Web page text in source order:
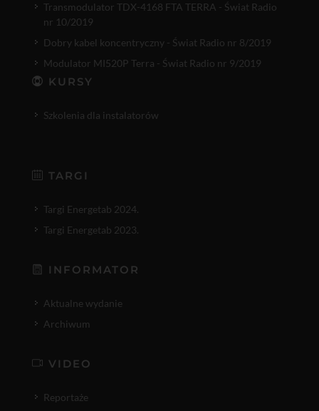
Transmodulator TDX-4168 FTA TERRA - Świat Radio
nr 10/2019
Dobry kabel koncentryczny - Świat Radio nr 8/2019
Modulator MI520P Terra - Świat Radio nr 9/2019
KURSY
Szkolenia dla instalatorów
TARGI
Targi Energetab 2024.
Targi Energetab 2023.
INFORMATOR
Aktualne wydanie
Archiwum
VIDEO
Reportaże